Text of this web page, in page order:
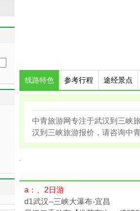
线路特色 参考行程 途经景点
中青旅游网专注于武汉到三峡
汉到三峡旅游报价，请咨询中
a：、2日游
d1武汉--三峡大瀑布-宜昌